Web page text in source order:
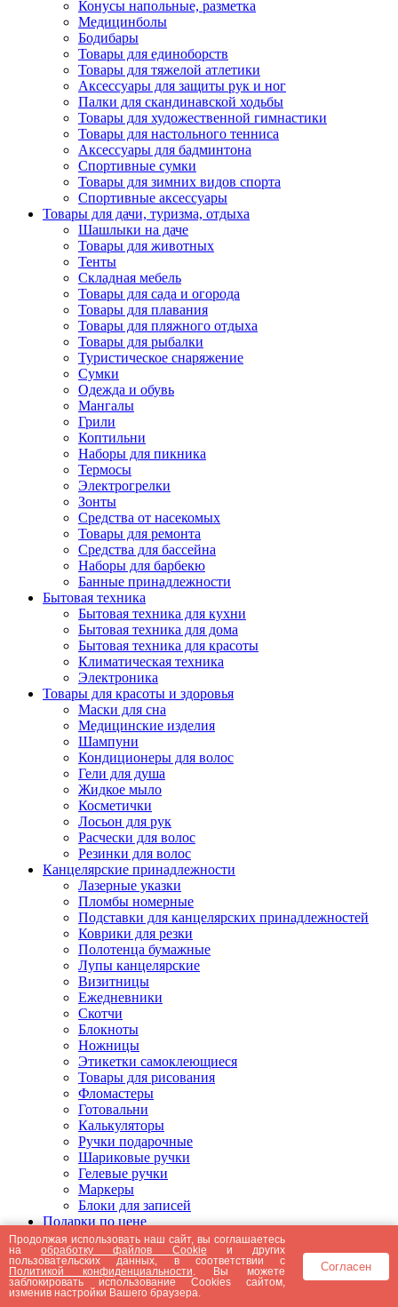
Конусы напольные, разметка
Медицинболы
Бодибары
Товары для единоборств
Товары для тяжелой атлетики
Аксессуары для защиты рук и ног
Палки для скандинавской ходьбы
Товары для художественной гимнастики
Товары для настольного тенниса
Аксессуары для бадминтона
Спортивные сумки
Товары для зимних видов спорта
Спортивные аксессуары
Товары для дачи, туризма, отдыха
Шашлыки на даче
Товары для животных
Тенты
Складная мебель
Товары для сада и огорода
Товары для плавания
Товары для пляжного отдыха
Товары для рыбалки
Туристическое снаряжение
Сумки
Одежда и обувь
Мангалы
Грили
Коптильни
Наборы для пикника
Термосы
Электрогрелки
Зонты
Средства от насекомых
Товары для ремонта
Средства для бассейна
Наборы для барбекю
Банные принадлежности
Бытовая техника
Бытовая техника для кухни
Бытовая техника для дома
Бытовая техника для красоты
Климатическая техника
Электроника
Товары для красоты и здоровья
Маски для сна
Медицинские изделия
Шампуни
Кондиционеры для волос
Гели для душа
Жидкое мыло
Косметички
Лосьон для рук
Расчески для волос
Резинки для волос
Канцелярские принадлежности
Лазерные указки
Пломбы номерные
Подставки для канцелярских принадлежностей
Коврики для резки
Полотенца бумажные
Лупы канцелярские
Визитницы
Ежедневники
Скотчи
Блокноты
Ножницы
Этикетки самоклеющиеся
Товары для рисования
Фломастеры
Готовальни
Калькуляторы
Ручки подарочные
Шариковые ручки
Гелевые ручки
Маркеры
Блоки для записей
Подарки по цене
Подарки от 5000 рублей
Подарки до 5000 рублей
Подарки до 3000 рублей
Подарки до 2000 рублей
Подарки до 1000 рублей
Продолжая использовать наш сайт, вы соглашаетесь
наобработку файлов Cookie и других
пользовательских данных, в соответствии с
Политикой конфиденциальности . Вы можете
заблокировать использование Cookies сайтом,
изменив настройки Вашего браузера.
Согласен